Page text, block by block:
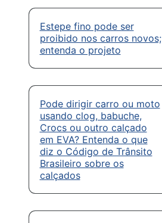
Estepe fino pode ser
proibido nos carros novos;
entenda o projeto
Pode dirigir carro ou moto
usando clog, babuche,
Crocs ou outro calçado
em EVA? Entenda o que
diz o Código de Trânsito
Brasileiro sobre os
calçados